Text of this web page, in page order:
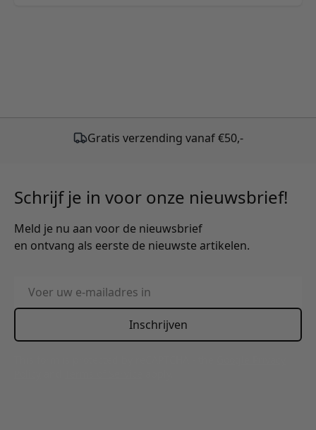
Schrijf je in voor onze nieuwsbrief!
Meld je nu aan voor de nieuwsbrief
en ontvang als eerste de nieuwste artikelen.
E-mailadres
Inschrijven